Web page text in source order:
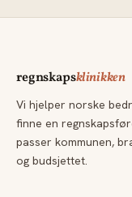
regnskapsklinikken
Vi hjelper norske
finne en
passer kommunen,
og budsjettet.